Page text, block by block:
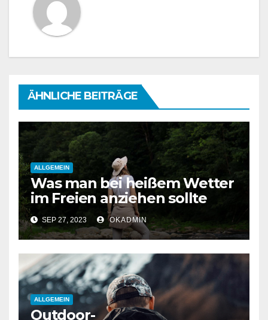
ÄHNLICHE BEITRÄGE
ALLGEMEIN
Was man bei heißem Wetter
im Freien anziehen sollte
SEP 27, 2023 OKADMIN
ALLGEMEIN
Outdoor-